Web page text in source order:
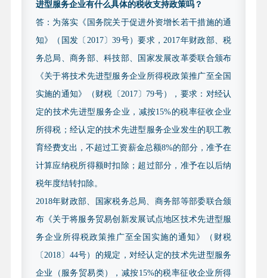
进型服务企业有什么具体的税收支持政策吗？
答：为落实《国务院关于促进外资增长若干措施的通
知》（国发〔2017〕39号）要求，2017年财政部、税
务总局、商务部、科技部、国家发展改革委联合颁布
《关于将技术先进型服务企业所得税政策推广至全国
实施的通知》（财税〔2017〕79号），要求：对经认
定的技术先进型服务企业，减按15%的税率征收企业
所得税；经认定的技术先进型服务企业发生的职工教
育经费支出，不超过工资薪金总额8%的部分，准予在
计算应纳税所得额时扣除；超过部分，准予在以后纳
税年度结转扣除。
2018年财政部、国家税务总局、商务部等部委联合颁
布《关于将服务贸易创新发展试点地区技术先进型服
务企业所得税政策推广至全国实施的通知》（财税
〔2018〕44号）的规定，对经认定的技术先进型服务
企业（服务贸易类），减按15%的税率征收企业所得